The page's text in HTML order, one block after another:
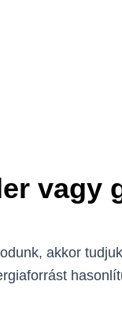
vagy
akkor